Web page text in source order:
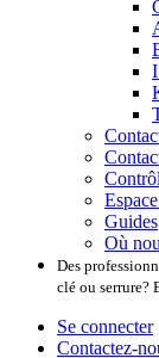
Guides
Où
Des
clé ou serrure?
Se connecter
Contactez-